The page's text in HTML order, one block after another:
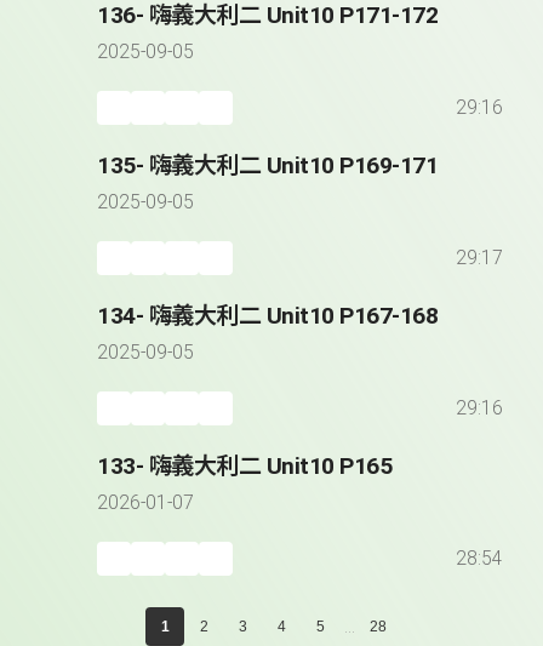
136- 嗨義大利二 Unit10 P171-172
2025-09-05
29:16
135- 嗨義大利二 Unit10 P169-171
2025-09-05
29:17
134- 嗨義大利二 Unit10 P167-168
2025-09-05
29:16
133- 嗨義大利二 Unit10 P165
2026-01-07
28:54
1 2 3 4 5 ... 28